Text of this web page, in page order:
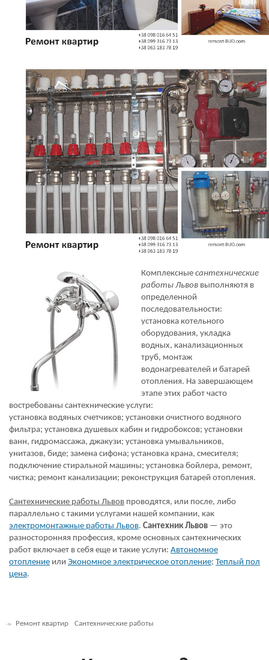
Комплексные сантехнические
работы Львов выполняютя в
определенной
последовательности:
установка котельного
оборудования, укладка
водных, канализационных
труб, монтаж
водонагревателей и батарей
отопления. На завершающем
этапе этих работ часто
востребованы сантехнические услуги:
установка водяных счетчиков; установки очистного водяного
фильтра; установка душевых кабин и гидробоксов; установки
ванн, гидромассажа, джакузи; установка умывальников,
унитазов, биде; замена сифона; установка крана, смесителя;
подключение стиральной машины; установка бойлера, ремонт,
чистка; ремонт канализации; реконструкция батарей отопления.
Сантехнические работы Львов проводятся, или после, либо
параллельно с такими услугами нашей компании, как
электромонтажные работы Львов. Сантехник Львов — это
разносторонняя профессия, кроме основных сантехнических
работ включает в себя еще и такие услуги: Автономное
отопление или Экономное электрическое отопление; Теплый пол
цена.
Ремонт квартир Сантехнические работы